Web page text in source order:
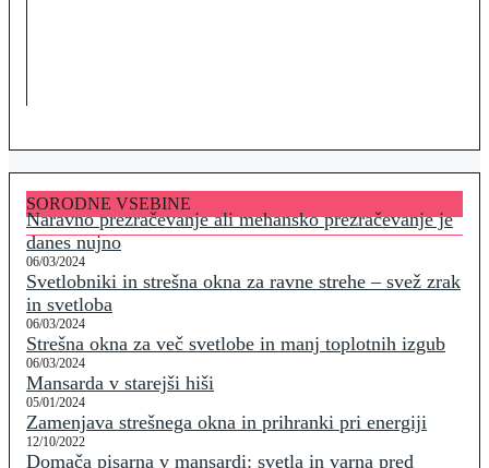
SORODNE VSEBINE
Naravno prezračevanje ali mehansko prezračevanje je
danes nujno
06/03/2024
Svetlobniki in strešna okna za ravne strehe – svež zrak
in svetloba
06/03/2024
Strešna okna za več svetlobe in manj toplotnih izgub
06/03/2024
Mansarda v starejši hiši
05/01/2024
Zamenjava strešnega okna in prihranki pri energiji
12/10/2022
Domača pisarna v mansardi: svetla in varna pred